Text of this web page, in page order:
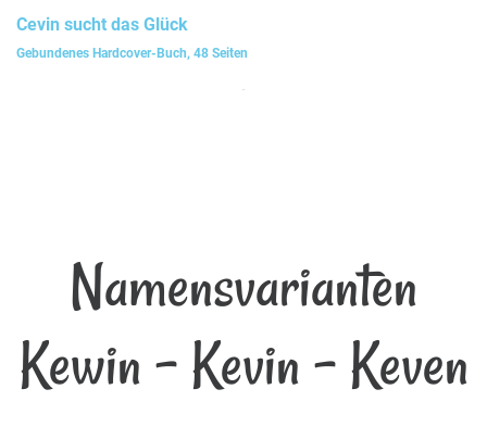
Cevin sucht das Glück
Gebundenes Hardcover-Buch, 48 Seiten
Namensvarianten
Kewin - Kevin - Keven